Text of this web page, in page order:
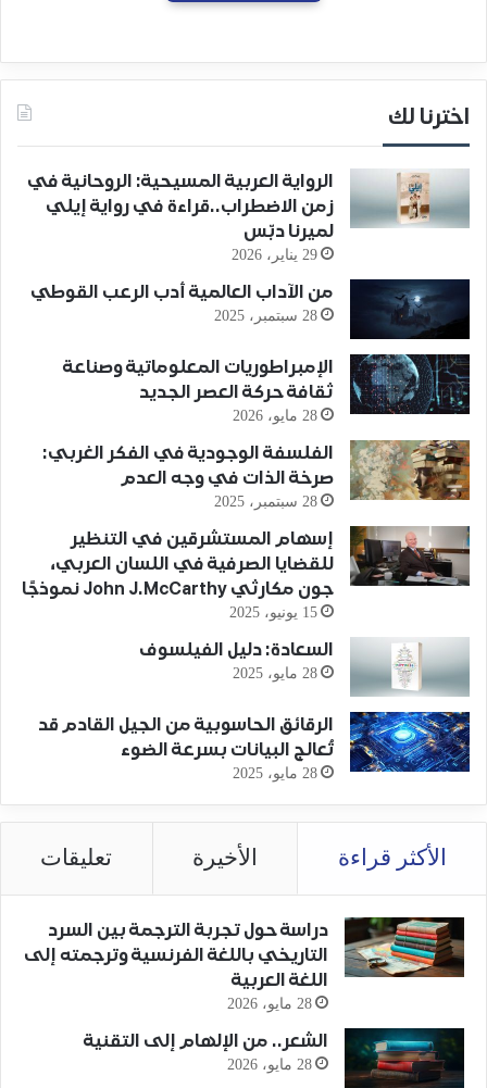
اخترنا لك
الرواية العربية المسيحية: الروحانية في
زمن الاضطراب..قراءة في رواية إيلي
لميرنا دبّس
29 يناير، 2026
من الآداب العالمية أدب الرعب القوطي
28 سبتمبر، 2025
الإمبراطوريات المعلوماتية وصناعة
ثقافة حركة العصر الجديد
28 مايو، 2026
الفلسفة الوجودية في الفكر الغربي:
صرخة الذات في وجه العدم
28 سبتمبر، 2025
إسهام المستشرقين في التنظير
للقضايا الصرفية في اللسان العربي،
جون مكارثي John J.McCarthy نموذجًا
15 يونيو، 2025
السعادة: دليل الفيلسوف
28 مايو، 2025
الرقائق الحاسوبية من الجيل القادم قد
تُعالج البيانات بسرعة الضوء
28 مايو، 2025
الأكثر قراءة الأخيرة تعليقات
دراسة حول تجربة الترجمة بين السرد
التاريخي باللغة الفرنسية وترجمته إلى
اللغة العربية
28 مايو، 2026
الشعر.. من الإلهام إلى التقنية
28 مايو، 2026